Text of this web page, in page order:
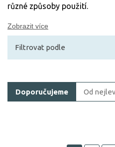
různé způsoby použití.
Zobrazit více
Filtrovat podle
Cena
Doporučujeme Od